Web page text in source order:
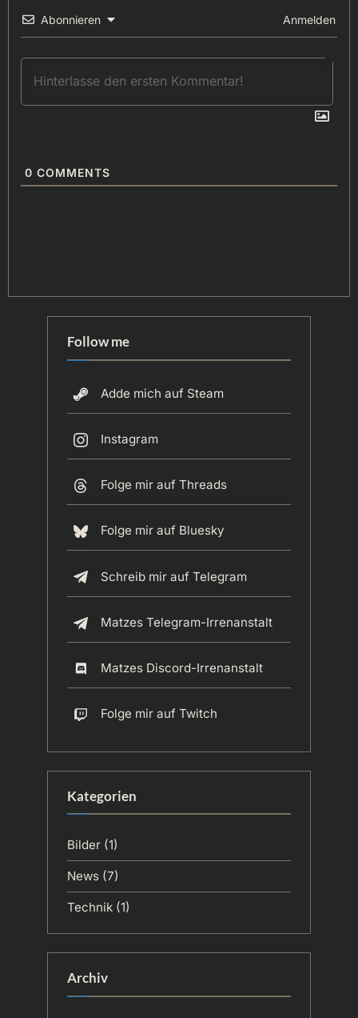
Abonnieren Anmelden
0 COMMENTS
Follow me
Adde mich auf Steam
Instagram
Folge mir auf Threads
Folge mir auf Bluesky
Schreib mir auf Telegram
Matzes Telegram-Irrenanstalt
Matzes Discord-Irrenanstalt
Folge mir auf Twitch
Kategorien
Bilder (1)
News (7)
Technik (1)
Archiv